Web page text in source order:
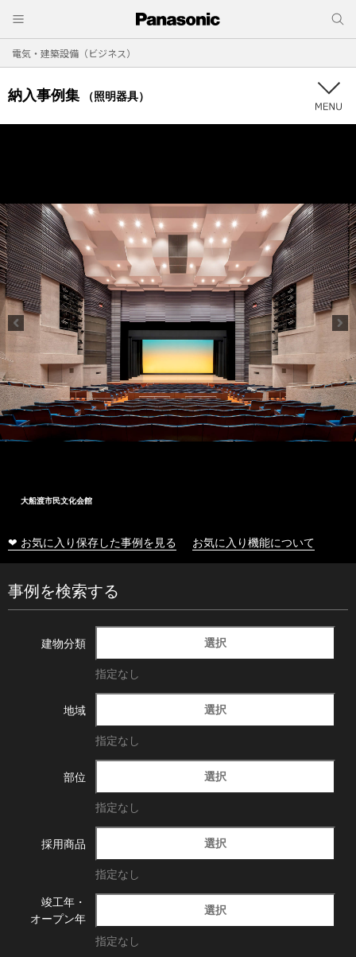
電気・建築設備（ビジネス）
納入事例集 （照明器具）
大船渡市民文化会館
❤ お気に入り保存した事例を見る お気に入り機能について
事例を検索する
建物分類 選択
指定なし
地域 選択
指定なし
部位 選択
指定なし
採用商品 選択
指定なし
竣工年・
オープン年
選択
指定なし